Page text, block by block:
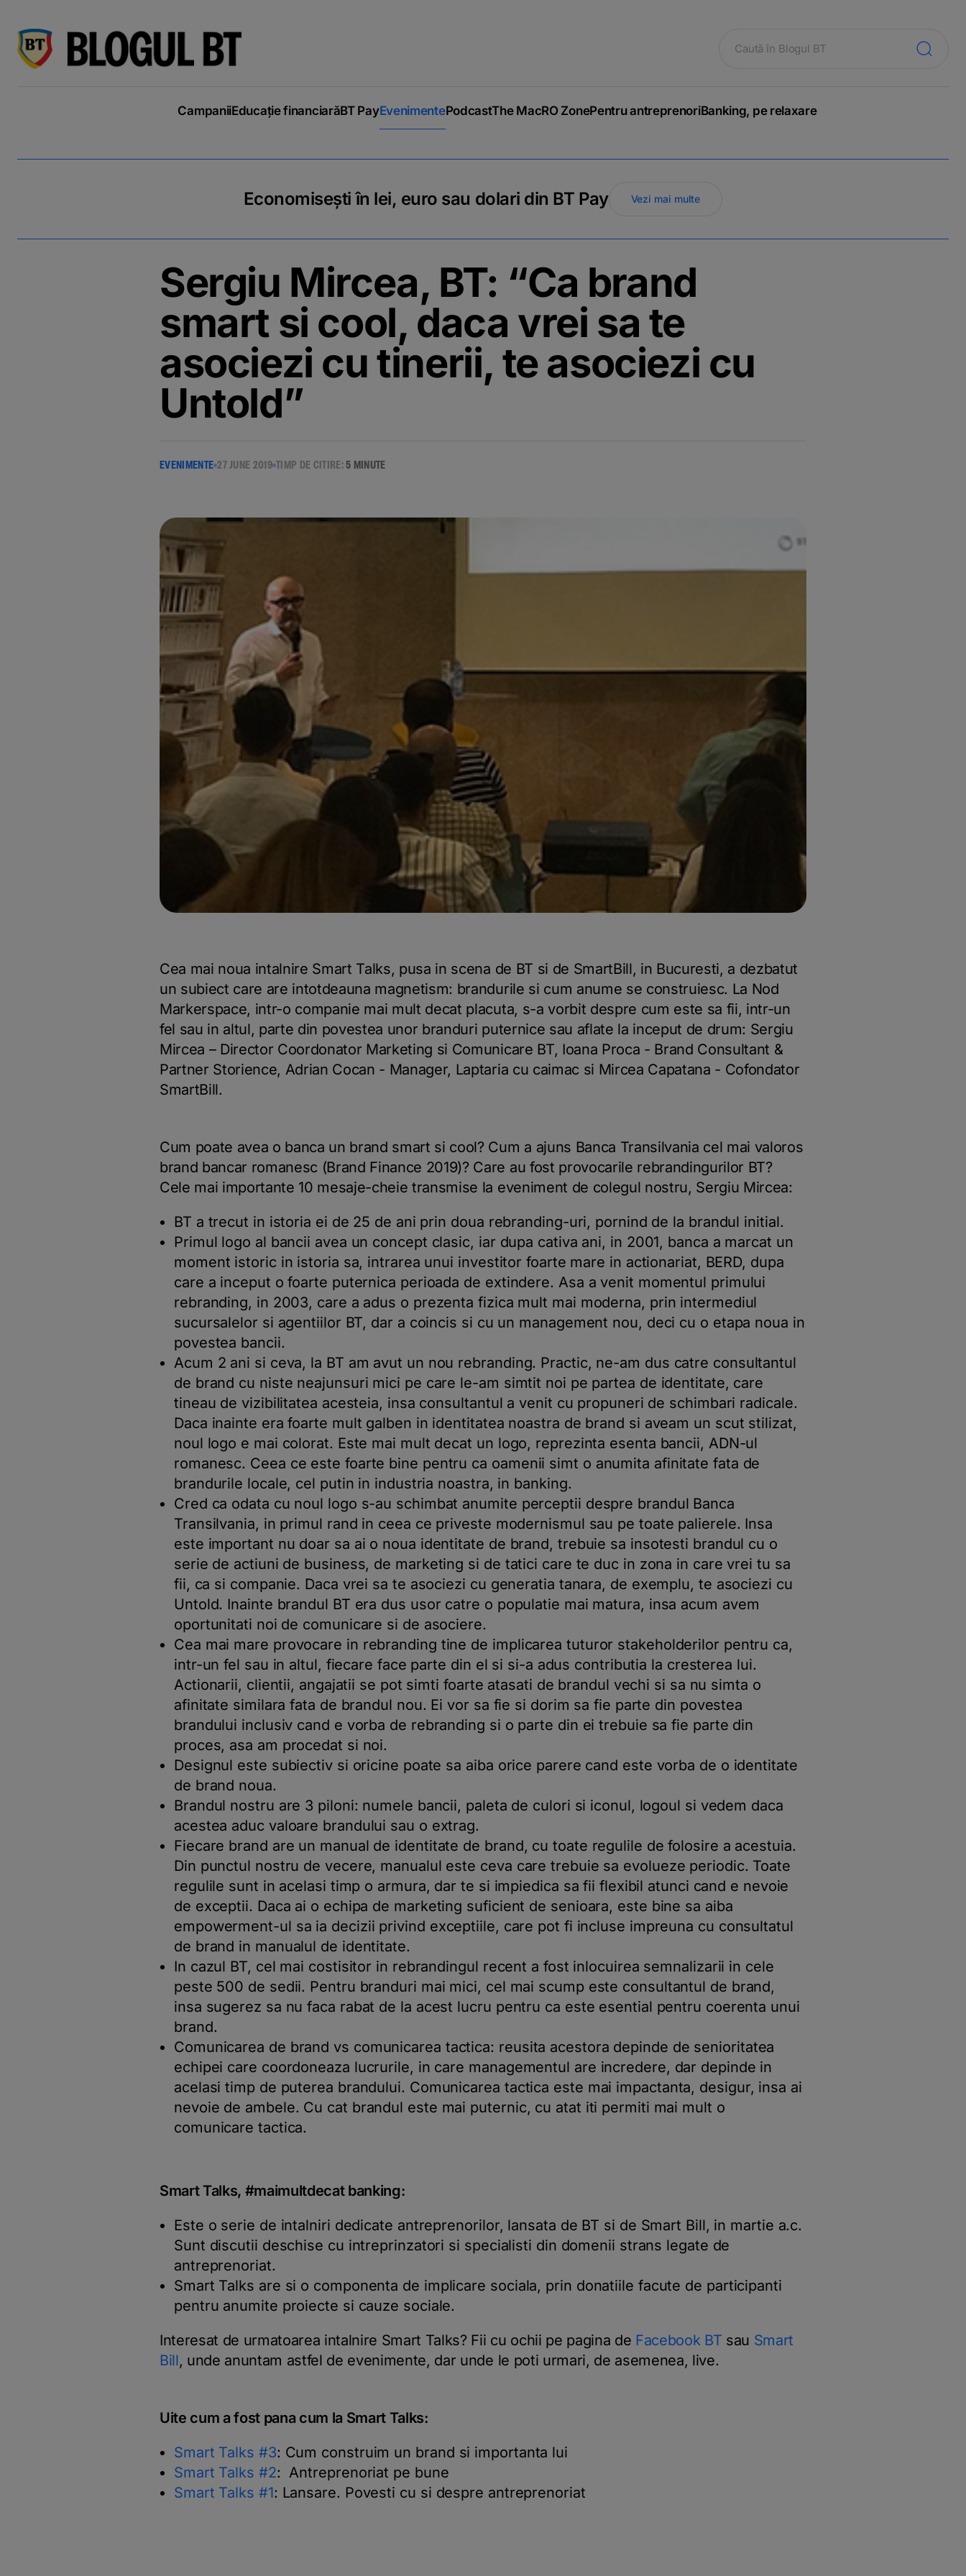
CampaniiEducație financiarăBT PayEvenimentePodcastThe MacRO ZonePentru antreprenoriBanking, pe relaxare
Economisești în lei, euro sau dolari din BT Pay Vezi mai multe
Sergiu Mircea, BT: “Ca brand
smart si cool, daca vrei sa te
asociezi cu tinerii, te asociezi cu
Untold”
EVENIMENTE 27 JUNE 2019 TIMP DE CITIRE:5 MINUTE
Cea mai noua intalnire Smart Talks, pusa in scena de BT si de SmartBill, in Bucuresti, a dezbatut
un subiect care are intotdeauna magnetism: brandurile si cum anume se construiesc. La Nod
Markerspace, intr-o companie mai mult decat placuta, s-a vorbit despre cum este sa fii, intr-un
fel sau in altul, parte din povestea unor branduri puternice sau aflate la inceput de drum: Sergiu
Mircea – Director Coordonator Marketing si Comunicare BT, Ioana Proca - Brand Consultant &
Partner Storience, Adrian Cocan - Manager, Laptaria cu caimac si Mircea Capatana - Cofondator
SmartBill.
Cum poate avea o banca un brand smart si cool? Cum a ajuns Banca Transilvania cel mai valoros
brand bancar romanesc (Brand Finance 2019)? Care au fost provocarile rebrandingurilor BT?
Cele mai importante 10 mesaje-cheie transmise la eveniment de colegul nostru, Sergiu Mircea:
BT a trecut in istoria ei de 25 de ani prin doua rebranding-uri, pornind de la brandul initial.
Primul logo al bancii avea un concept clasic, iar dupa cativa ani, in 2001, banca a marcat un
moment istoric in istoria sa, intrarea unui investitor foarte mare in actionariat, BERD, dupa
care a inceput o foarte puternica perioada de extindere. Asa a venit momentul primului
rebranding, in 2003, care a adus o prezenta fizica mult mai moderna, prin intermediul
sucursalelor si agentiilor BT, dar a coincis si cu un management nou, deci cu o etapa noua in
povestea bancii.
Acum 2 ani si ceva, la BT am avut un nou rebranding. Practic, ne-am dus catre consultantul
de brand cu niste neajunsuri mici pe care le-am simtit noi pe partea de identitate, care
tineau de vizibilitatea acesteia, insa consultantul a venit cu propuneri de schimbari radicale.
Daca inainte era foarte mult galben in identitatea noastra de brand si aveam un scut stilizat,
noul logo e mai colorat. Este mai mult decat un logo, reprezinta esenta bancii, ADN-ul
romanesc. Ceea ce este foarte bine pentru ca oamenii simt o anumita afinitate fata de
brandurile locale, cel putin in industria noastra, in banking.
Cred ca odata cu noul logo s-au schimbat anumite perceptii despre brandul Banca
Transilvania, in primul rand in ceea ce priveste modernismul sau pe toate palierele. Insa
este important nu doar sa ai o noua identitate de brand, trebuie sa insotesti brandul cu o
serie de actiuni de business, de marketing si de tatici care te duc in zona in care vrei tu sa
fii, ca si companie. Daca vrei sa te asociezi cu generatia tanara, de exemplu, te asociezi cu
Untold. Inainte brandul BT era dus usor catre o populatie mai matura, insa acum avem
oportunitati noi de comunicare si de asociere.
Cea mai mare provocare in rebranding tine de implicarea tuturor stakeholderilor pentru ca,
intr-un fel sau in altul, fiecare face parte din el si si-a adus contributia la cresterea lui.
Actionarii, clientii, angajatii se pot simti foarte atasati de brandul vechi si sa nu simta o
afinitate similara fata de brandul nou. Ei vor sa fie si dorim sa fie parte din povestea
brandului inclusiv cand e vorba de rebranding si o parte din ei trebuie sa fie parte din
proces, asa am procedat si noi.
Designul este subiectiv si oricine poate sa aiba orice parere cand este vorba de o identitate
de brand noua.
Brandul nostru are 3 piloni: numele bancii, paleta de culori si iconul, logoul si vedem daca
acestea aduc valoare brandului sau o extrag.
Fiecare brand are un manual de identitate de brand, cu toate regulile de folosire a acestuia.
Din punctul nostru de vecere, manualul este ceva care trebuie sa evolueze periodic. Toate
regulile sunt in acelasi timp o armura, dar te si impiedica sa fii flexibil atunci cand e nevoie
de exceptii. Daca ai o echipa de marketing suficient de senioara, este bine sa aiba
empowerment-ul sa ia decizii privind exceptiile, care pot fi incluse impreuna cu consultatul
de brand in manualul de identitate.
In cazul BT, cel mai costisitor in rebrandingul recent a fost inlocuirea semnalizarii in cele
peste 500 de sedii. Pentru branduri mai mici, cel mai scump este consultantul de brand,
insa sugerez sa nu faca rabat de la acest lucru pentru ca este esential pentru coerenta unui
brand.
Comunicarea de brand vs comunicarea tactica: reusita acestora depinde de senioritatea
echipei care coordoneaza lucrurile, in care managementul are incredere, dar depinde in
acelasi timp de puterea brandului. Comunicarea tactica este mai impactanta, desigur, insa ai
nevoie de ambele. Cu cat brandul este mai puternic, cu atat iti permiti mai mult o
comunicare tactica.
Smart Talks, #maimultdecat banking:
Este o serie de intalniri dedicate antreprenorilor, lansata de BT si de Smart Bill, in martie a.c.
Sunt discutii deschise cu intreprinzatori si specialisti din domenii strans legate de
antreprenoriat.
Smart Talks are si o componenta de implicare sociala, prin donatiile facute de participanti
pentru anumite proiecte si cauze sociale.
Interesat de urmatoarea intalnire Smart Talks? Fii cu ochii pe pagina de Facebook BT sau Smart
Bill, unde anuntam astfel de evenimente, dar unde le poti urmari, de asemenea, live.
Uite cum a fost pana cum la Smart Talks:
Smart Talks #3: Cum construim un brand si importanta lui
Smart Talks #2: Antreprenoriat pe bune
Smart Talks #1: Lansare. Povesti cu si despre antreprenoriat